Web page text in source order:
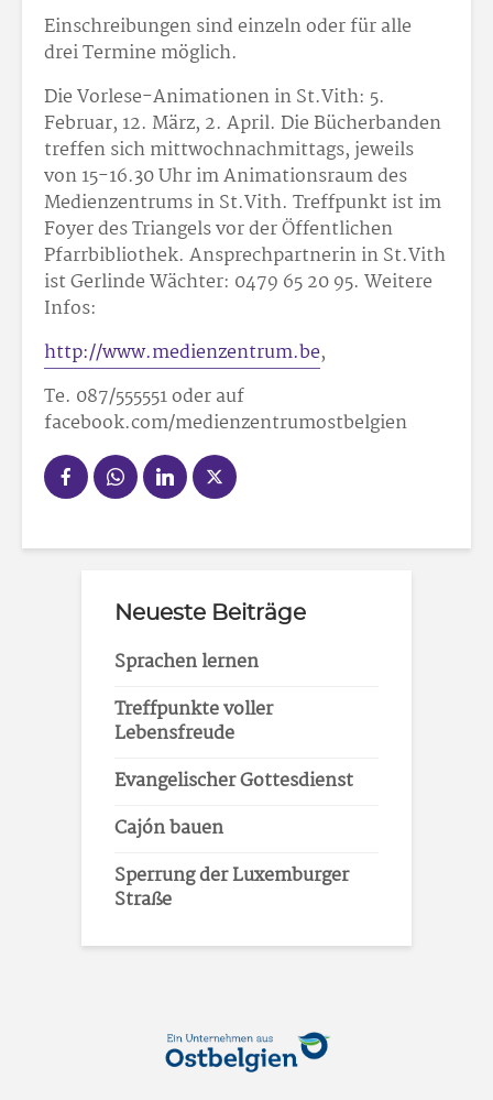
Einschreibungen sind einzeln oder für alle
drei Termine möglich.
Die Vorlese-Animationen in St.Vith: 5.
Februar, 12. März, 2. April. Die Bücherbanden
treffen sich mittwochnachmittags, jeweils
von 15-16.30 Uhr im Animationsraum des
Medienzentrums in St.Vith. Treffpunkt ist im
Foyer des Triangels vor der Öffentlichen
Pfarrbibliothek. Ansprechpartnerin in St.Vith
ist Gerlinde Wächter: 0479 65 20 95. Weitere
Infos:
http://www.medienzentrum.be,
Te. 087/555551 oder auf
facebook.com/medienzentrumostbelgien
Neueste Beiträge
Sprachen lernen
Treffpunkte voller
Lebensfreude
Evangelischer Gottesdienst
Cajón bauen
Sperrung der Luxemburger
Straße